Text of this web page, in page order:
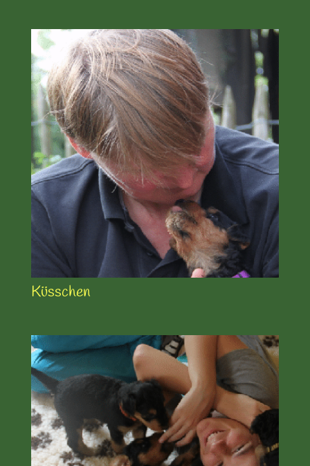
Küsschen